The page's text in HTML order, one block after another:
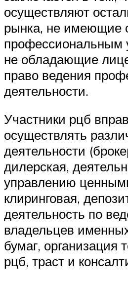
осуществляют
рынка, не имеющие
профессиональным
не обладающие
право ведения
деятельности.
Участники рцб
осуществлять
деятельности
дилерская,
управлению
клиринговая,
деятельность по
владельцев
бумаг, организация
рцб, траст и